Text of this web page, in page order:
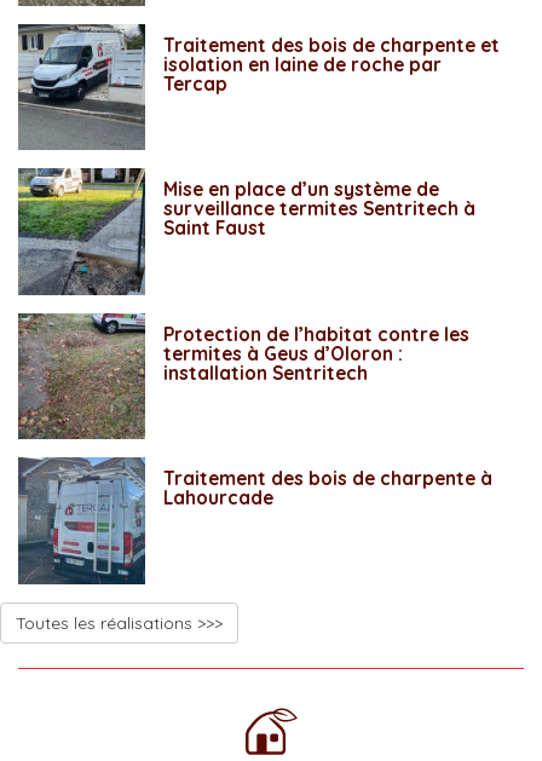
Traitement des bois de charpente et
isolation en laine de roche par
Tercap
Mise en place d’un système de
surveillance termites Sentritech à
Saint Faust
Protection de l’habitat contre les
termites à Geus d’Oloron :
installation Sentritech
Traitement des bois de charpente à
Lahourcade
Toutes les réalisations >>>